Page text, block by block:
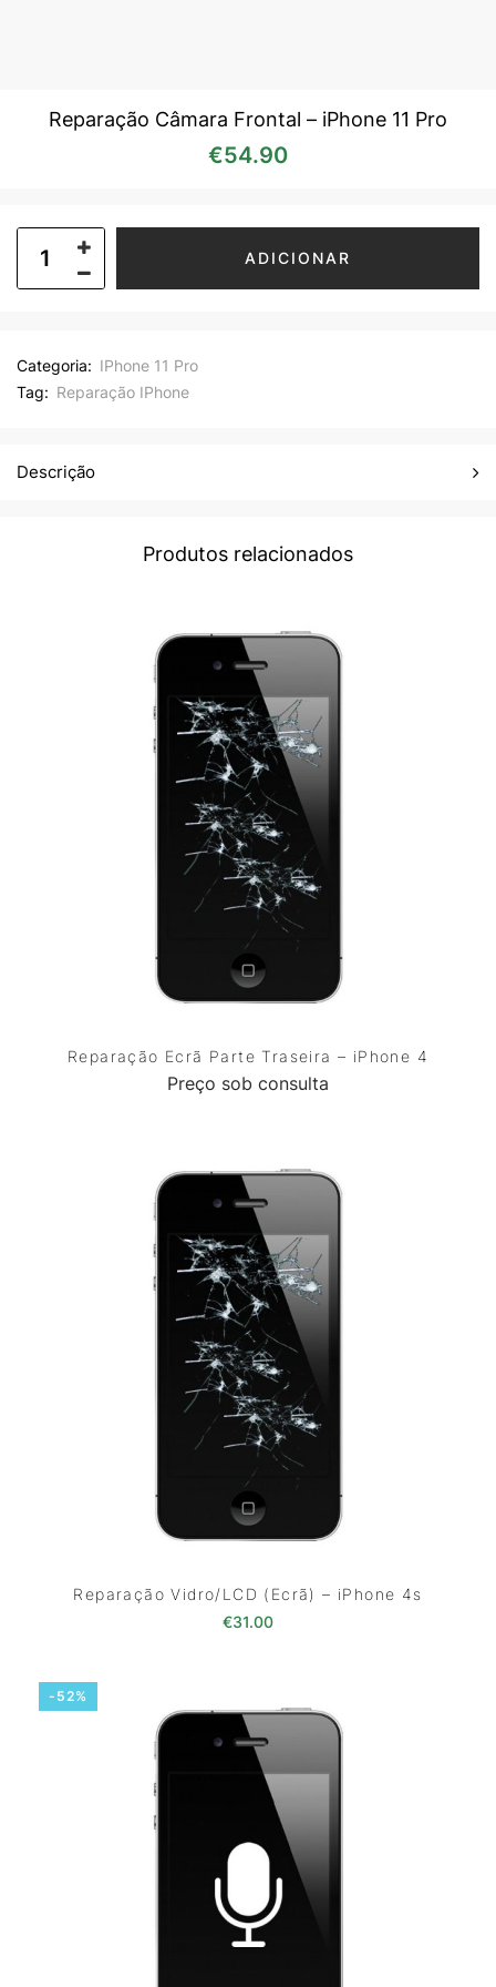
Reparação Câmara Frontal – iPhone 11 Pro
€54.90
ADICIONAR
Categoria: IPhone 11 Pro
Tag: Reparação IPhone
Descrição
Produtos relacionados
Reparação Ecrã Parte Traseira – iPhone 4
Preço sob consulta
Reparação Vidro/LCD (Ecrã) – iPhone 4s
€31.00
-52%